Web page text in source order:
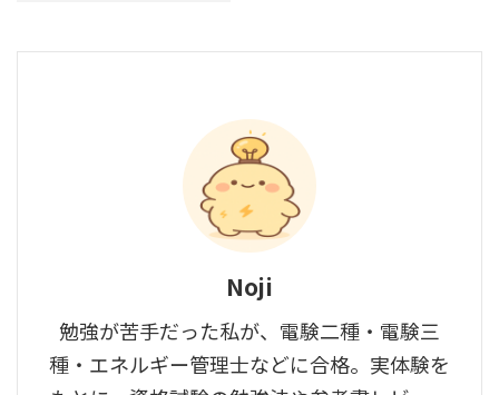
Noji
勉強が苦手だった私が、電験二種・電験三
種・エネルギー管理士などに合格。実体験を